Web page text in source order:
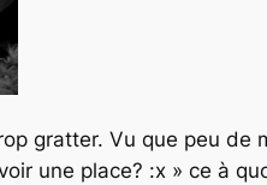
gratter. Vu que peu
une place? :x » ce à